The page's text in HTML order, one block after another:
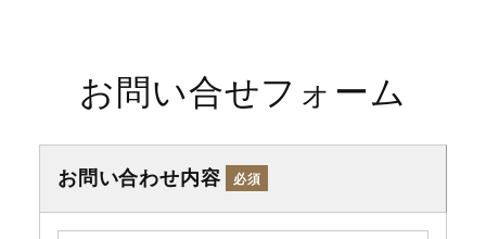
お問い合せフォーム
お問い合わせ内容 必須